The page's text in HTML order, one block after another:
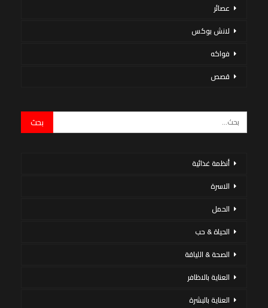
عصائر
لانش بوكس
فواكه
قصص
أنظمة غذائية
الاسرة
الحمل
الحياة & حب
الصحة & اللياقة
العناية بالاظافر
العناية بالبشرة